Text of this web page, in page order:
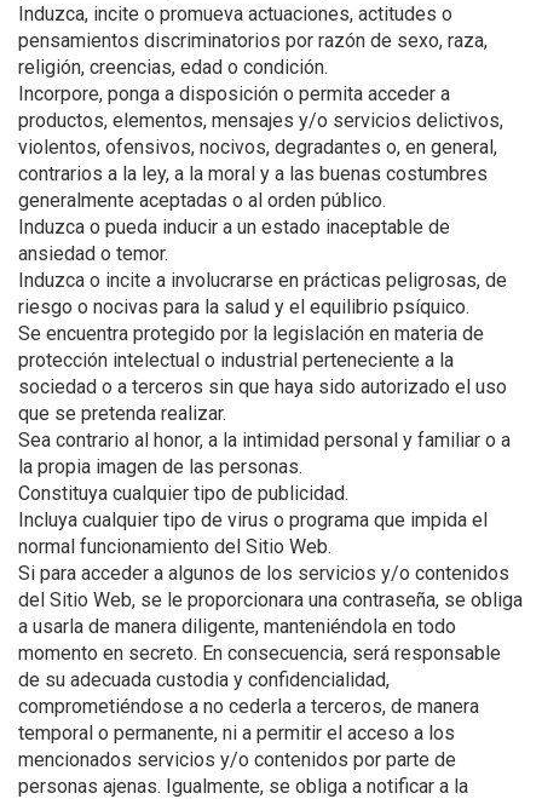
Induzca, incite o promueva actuaciones, actitudes o
pensamientos discriminatorios por razón de sexo, raza,
religión, creencias, edad o condición.
Incorpore, ponga a disposición o permita acceder a
productos, elementos, mensajes y/o servicios delictivos,
violentos, ofensivos, nocivos, degradantes o, en general,
contrarios a la ley, a la moral y a las buenas costumbres
generalmente aceptadas o al orden público.
Induzca o pueda inducir a un estado inaceptable de
ansiedad o temor.
Induzca o incite a involucrarse en prácticas peligrosas, de
riesgo o nocivas para la salud y el equilibrio psíquico.
Se encuentra protegido por la legislación en materia de
protección intelectual o industrial perteneciente a la
sociedad o a terceros sin que haya sido autorizado el uso
que se pretenda realizar.
Sea contrario al honor, a la intimidad personal y familiar o a
la propia imagen de las personas.
Constituya cualquier tipo de publicidad.
Incluya cualquier tipo de virus o programa que impida el
normal funcionamiento del Sitio Web.
Si para acceder a algunos de los servicios y/o contenidos
del Sitio Web, se le proporcionara una contraseña, se obliga
a usarla de manera diligente, manteniéndola en todo
momento en secreto. En consecuencia, será responsable
de su adecuada custodia y confidencialidad,
comprometiéndose a no cederla a terceros, de manera
temporal o permanente, ni a permitir el acceso a los
mencionados servicios y/o contenidos por parte de
personas ajenas. Igualmente, se obliga a notificar a la